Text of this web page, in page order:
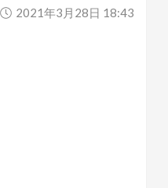
2021年3月28日 18:43